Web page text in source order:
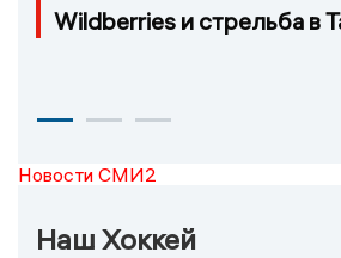
Wildberries и стрельба в
Новости СМИ2
Наш Хоккей